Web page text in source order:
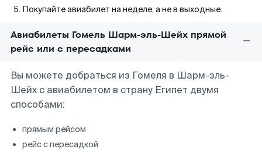
Покупайте авиабилет на неделе, а не в выходные.
Авиабилеты Гомель Шарм-эль-Шейх прямой
рейс или с пересадками
Вы можете добраться из Гомеля в Шарм-эль-
Шейх с авиабилетом в страну Египет двумя
способами:
прямым рейсом
рейс с пересадкой